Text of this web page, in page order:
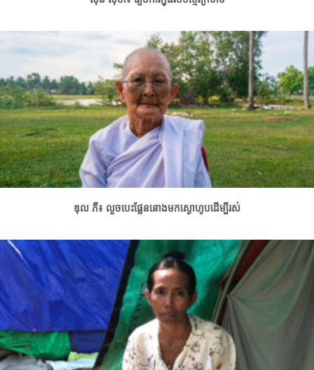
ឌុល ភី៖ លួចបេះផ្លែននោងមកស្ងោហូបដើម្បីរស់